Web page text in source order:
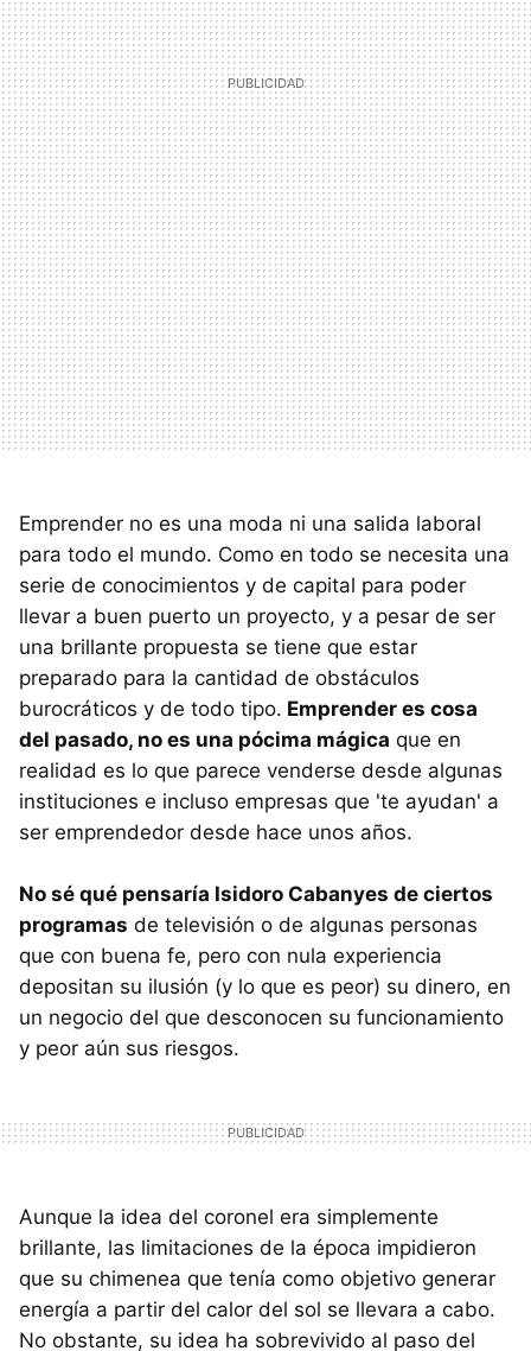
Emprender no es una moda ni una salida laboral
para todo el mundo. Como en todo se necesita una
serie de conocimientos y de capital para poder
llevar a buen puerto un proyecto, y a pesar de ser
una brillante propuesta se tiene que estar
preparado para la cantidad de obstáculos
burocráticos y de todo tipo. Emprender es cosa
del pasado, no es una pócima mágica que en
realidad es lo que parece venderse desde algunas
instituciones e incluso empresas que 'te ayudan' a
ser emprendedor desde hace unos años.
No sé qué pensaría Isidoro Cabanyes de ciertos
programas de televisión o de algunas personas
que con buena fe, pero con nula experiencia
depositan su ilusión (y lo que es peor) su dinero, en
un negocio del que desconocen su funcionamiento
y peor aún sus riesgos.
Aunque la idea del coronel era simplemente
brillante, las limitaciones de la época impidieron
que su chimenea que tenía como objetivo generar
energía a partir del calor del sol se llevara a cabo.
No obstante, su idea ha sobrevivido al paso del